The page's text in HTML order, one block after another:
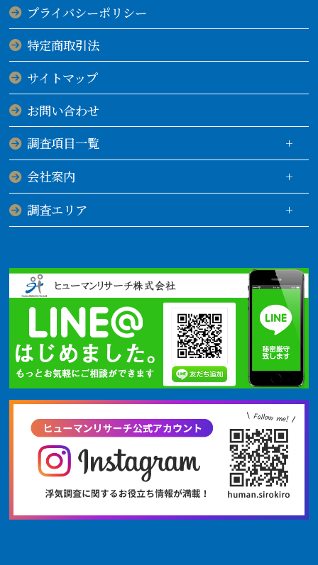
プライバシーポリシー
特定商取引法
サイトマップ
お問い合わせ
調査項目一覧
会社案内
調査エリア